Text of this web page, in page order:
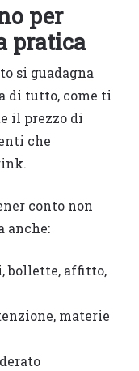
per
pratica
si guadagna
di tutto, come ti
il prezzo di
che
conto non
anche:
bollette, affitto,
materie